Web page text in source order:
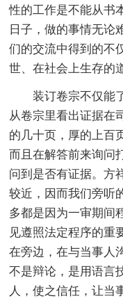
性的工作是不能从书
日子，做的事情无论
们的交流中得到的不
世、在社会上生存的
装订卷宗不仅能了
从卷宗里看出证据在
的几十页，厚的上百
而且在解答前来询问
问到是否有证据。方
较近，因而我们旁听
多都是因为一审期间
见遵照法定程序的重
在旁边，在与当事人
不是辩论，是用语言
人，使之信任，让当